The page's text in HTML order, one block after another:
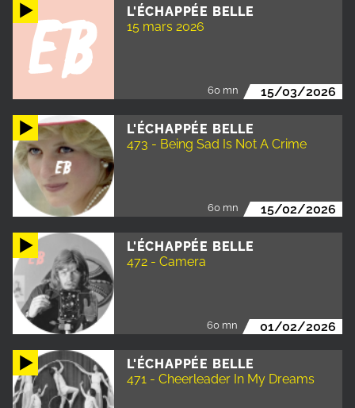
L'ÉCHAPPÉE BELLE
15 mars 2026
60 mn 15/03/2026
L'ÉCHAPPÉE BELLE
473 - Being Sad Is Not A Crime
60 mn 15/02/2026
L'ÉCHAPPÉE BELLE
472 - Camera
60 mn 01/02/2026
L'ÉCHAPPÉE BELLE
471 - Cheerleader In My Dreams